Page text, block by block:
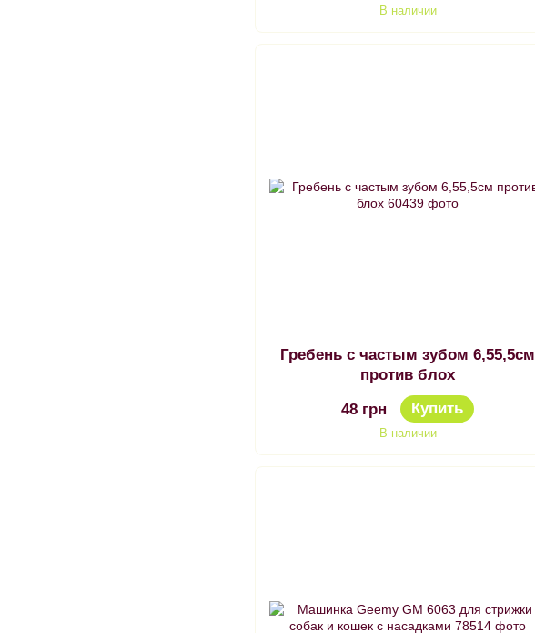
В наличии
Гребень с частым зубом 6,55,5см
против блох
48 грн Купить
В наличии